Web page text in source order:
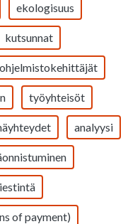
ekologisuus
kutsunnat
ohjelmistokehittäjät
työyhteisöt
analyysi
of payment)